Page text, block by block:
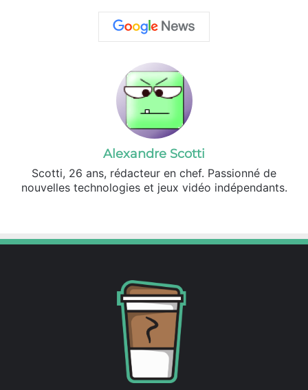
Alexandre Scotti
Scotti, 26 ans, rédacteur en chef. Passionné de
nouvelles technologies et jeux vidéo indépendants.
din